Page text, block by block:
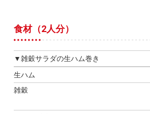
食材（2人分）
▼雑穀サラダの生ハム巻き
生ハム
雑穀